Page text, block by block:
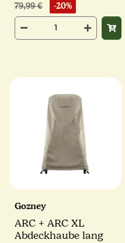
79,99 € -20%
Gozney
ARC + ARC XL
Abdeckhaube lang